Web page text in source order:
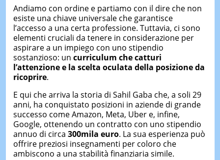
Andiamo con ordine e partiamo con il dire che non
esiste una chiave universale che garantisce
l’accesso a una certa professione. Tuttavia, ci sono
elementi cruciali da tenere in considerazione per
aspirare a un impiego con uno stipendio
sostanzioso: un curriculum che catturi
l’attenzione e la scelta oculata della posizione da
ricoprire.
E qui che arriva la storia di Sahil Gaba che, a soli 29
anni, ha conquistato posizioni in aziende di grande
successo come Amazon, Meta, Uber e, infine,
Google, ottenendo un contratto con uno stipendio
annuo di circa 300mila euro. La sua esperienza può
offrire preziosi insegnamenti per coloro che
ambiscono a una stabilità finanziaria simile.